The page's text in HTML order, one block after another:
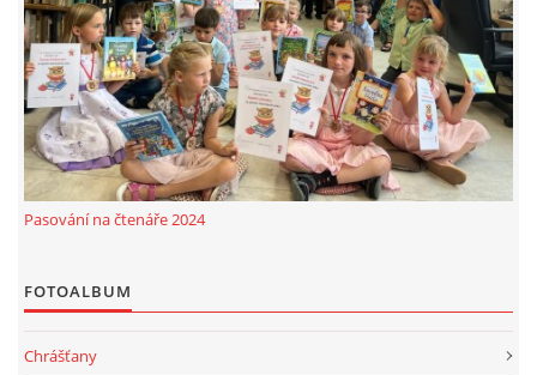
Pasování na čtenáře 2024
FOTOALBUM
Chrášťany